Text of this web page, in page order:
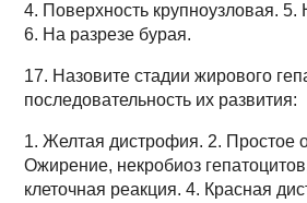
4. Поверхность крупноузловая. 5.
6. На разрезе бурая.
17. Назовите стадии жирового
последовательность их развития:
1. Желтая дистрофия. 2. Простое
Ожирение, некробиоз
клеточная реакция. 4. Красная